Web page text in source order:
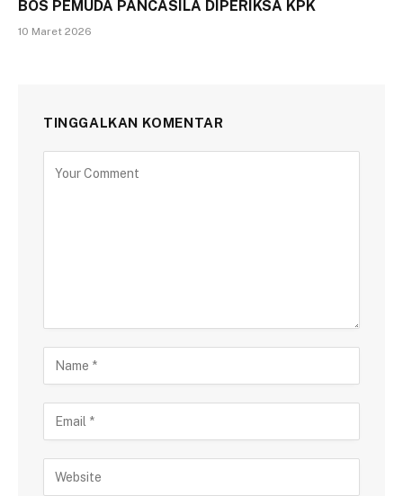
BOS PEMUDA PANCASILA DIPERIKSA KPK
10 Maret 2026
TINGGALKAN KOMENTAR